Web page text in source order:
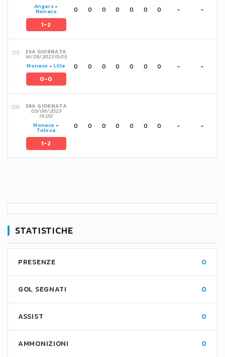
Angers -
Monaco
1-2
0 0 0 0 0 0 0 - -
35A GIORNATA
14/05/2023 15:05
Monaco - Lille
0-0
0 0 0 0 0 0 0 - -
38A GIORNATA
03/06/2023
19:00
Monaco -
Tolosa
1-2
0 0 0 0 0 0 0 - -
STATISTICHE
PRESENZE 0
GOL SEGNATI 0
ASSIST 0
AMMONIZIONI 0